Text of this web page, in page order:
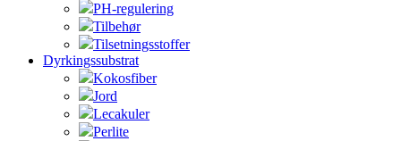
PH-regulering
Tilbehør
Tilsetningsstoffer
Dyrkingssubstrat
Kokosfiber
Jord
Lecakuler
Perlite